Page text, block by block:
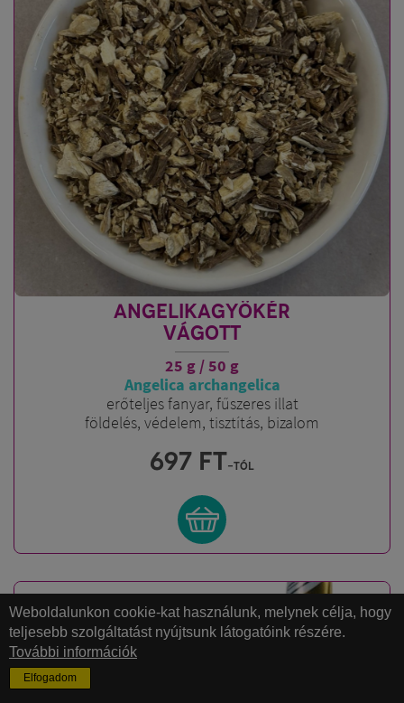
ANGELIKAGYÖKÉR
VÁGOTT
25 g / 50 g
Angelica archangelica
erőteljes fanyar, fűszeres illat
földelés, védelem, tisztítás, bizalom
697 FT-tól
Weboldalunkon cookie-kat használunk, melynek célja, hogy
teljesebb szolgáltatást nyújtsunk látogatóink részére.
További információk
Elfogadom